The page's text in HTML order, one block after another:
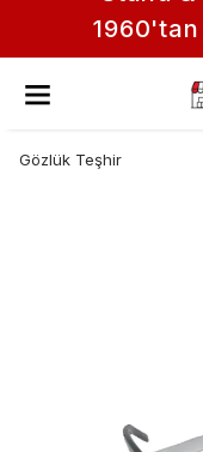
1960'tan
Gözlük Teşhir